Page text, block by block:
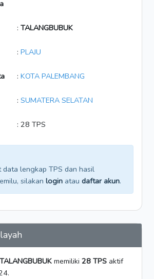
: TALANGBUBUK
: PLAJU
: KOTA PALEMBANG
: SUMATERA SELATAN
: 28 TPS
data lengkap TPS dan hasil
silakan login atau daftar akun.
TALANGBUBUK memiliki 28 TPS aktif